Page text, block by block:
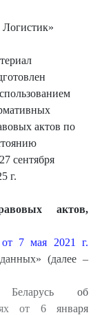
актов по
сентября
г.
актов,
от 7 мая 2021 г.
(далее –
об
от 6 января